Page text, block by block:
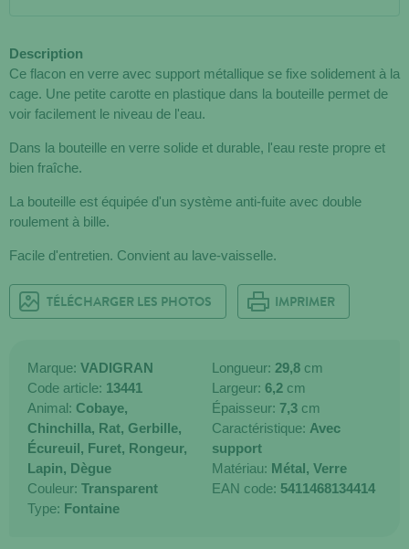
Description
Ce flacon en verre avec support métallique se fixe solidement à la
cage. Une petite carotte en plastique dans la bouteille permet de
voir facilement le niveau de l'eau.
Dans la bouteille en verre solide et durable, l'eau reste propre et
bien fraîche.
La bouteille est équipée d'un système anti-fuite avec double
roulement à bille.
Facile d'entretien. Convient au lave-vaisselle.
TÉLÉCHARGER LES PHOTOS IMPRIMER
Marque: VADIGRAN
Code article: 13441
Animal: Cobaye,
Chinchilla, Rat, Gerbille,
Écureuil, Furet, Rongeur,
Lapin, Dègue
Couleur: Transparent
Type: Fontaine
Longueur: 29,8 cm
Largeur: 6,2 cm
Épaisseur: 7,3 cm
Caractéristique: Avec
support
Matériau: Métal, Verre
EAN code: 5411468134414